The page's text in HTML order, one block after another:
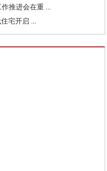
推进会在重 ...
住宅开启 ...